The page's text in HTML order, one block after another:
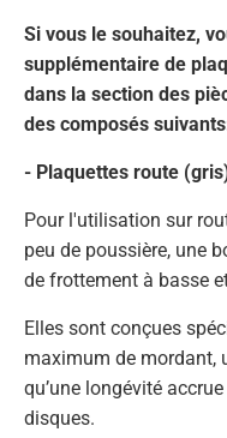
Si vous le souhaitez,
supplémentaire de
dans la section des
des composés
- Plaquettes route
Pour l'utilisation sur
peu de poussière, une
de frottement à basse
Elles sont conçues
maximum de mordant,
qu’une longévité
disques.